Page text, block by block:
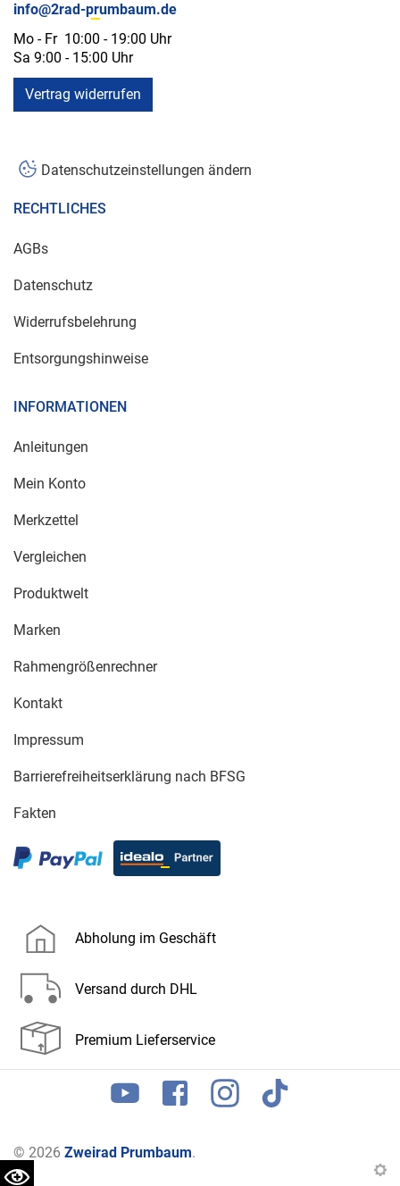
info@2rad-prumbaum.de
Mo - Fr 10:00 - 19:00 Uhr
Sa 9:00 - 15:00 Uhr
Vertrag widerrufen
Datenschutzeinstellungen ändern
RECHTLICHES
AGBs
Datenschutz
Widerrufsbelehrung
Entsorgungshinweise
INFORMATIONEN
Anleitungen
Mein Konto
Merkzettel
Vergleichen
Produktwelt
Marken
Rahmengrößenrechner
Kontakt
Impressum
Barrierefreiheitserklärung nach BFSG
Fakten
Abholung im Geschäft
Versand durch DHL
Premium Lieferservice
© 2026 Zweirad Prumbaum.